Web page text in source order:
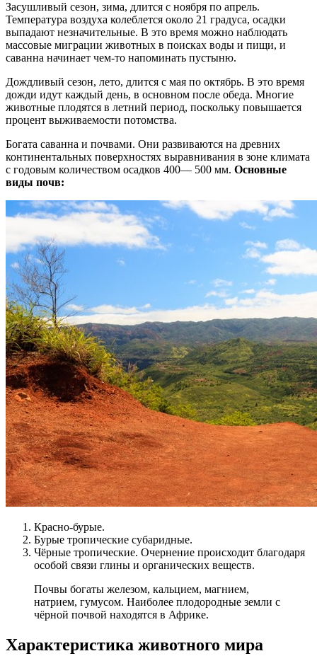
Засушливый сезон, зима, длится с ноября по апрель.
Температура воздуха колеблется около 21 градуса, осадки
выпадают незначительные. В это время можно наблюдать
массовые миграции животных в поисках воды и пищи, и
саванна начинает чем-то напоминать пустыню.
Дождливый сезон, лето, длится с мая по октябрь. В это время
дожди идут каждый день, в основном после обеда. Многие
животные плодятся в летний период, поскольку повышается
процент выживаемости потомства.
Богата саванна и почвами. Они развиваются на древних
континентальных поверхностях выравнивания в зоне климата
с годовым количеством осадков 400— 500 мм. Основные
виды почв:
Красно-бурые.
Бурые тропические субаридные.
Чёрные тропические. Очернение происходит благодаря
особой связи глины и органических веществ.
Почвы богаты железом, кальцием, магнием,
натрием, гумусом. Наиболее плодородные земли с
чёрной почвой находятся в Африке.
Характеристика животного мира